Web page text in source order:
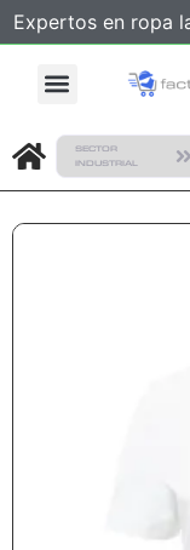
Expertos en ropa
SECTOR
INDUSTRIAL